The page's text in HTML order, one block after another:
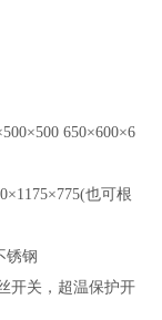
650×600×6
也可根
锈钢
开关，超温保护开